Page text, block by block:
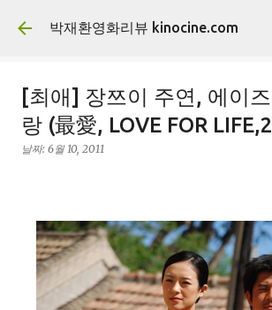
기본 콘텐츠로 건
박재환영화리뷰 kinocine.com
[최애] 장쯔이 주연, 에이
랑 (最愛, LOVE FOR
날짜: 6월 10, 2011